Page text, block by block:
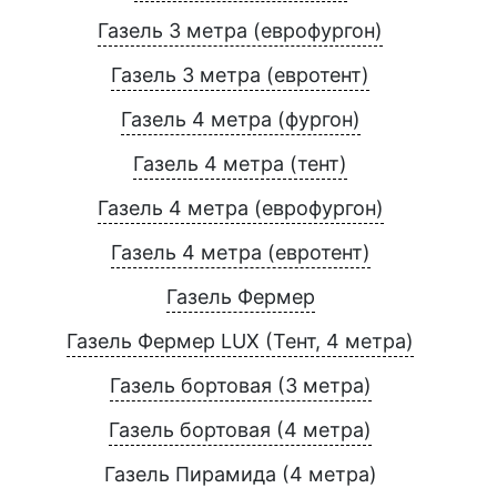
Газель 3 метра (еврофургон)
Газель 3 метра (евротент)
Газель 4 метра (фургон)
Газель 4 метра (тент)
Газель 4 метра (еврофургон)
Газель 4 метра (евротент)
Газель Фермер
Газель Фермер LUX (Тент, 4 метра)
Газель бортовая (3 метра)
Газель бортовая (4 метра)
Газель Пирамида (4 метра)